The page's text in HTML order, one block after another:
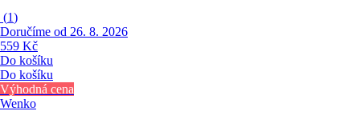
(1)
Doručíme od 26. 8. 2026
559 Kč
Do košíku
Do košíku
Výhodná cena
Wenko